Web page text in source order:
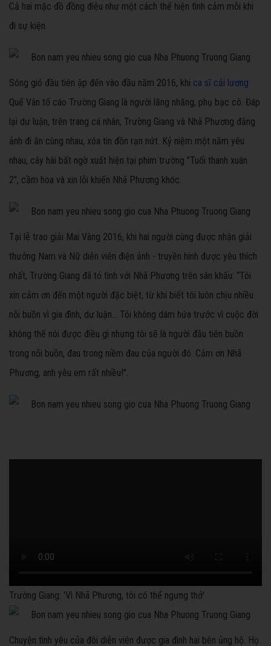
Cả hai mặc đồ đồng điệu như một cách thể hiện tình cảm mỗi khi
đi sự kiện.
Sóng gió đầu tiên ập đến vào đầu năm 2016, khi ca sĩ cải lương
Quế Vân tố cáo Trường Giang là người lăng nhăng, phụ bạc cô. Đáp
lại dư luận, trên trang cá nhân, Trường Giang và Nhã Phương đăng
ảnh đi ăn cùng nhau, xóa tin đồn rạn nứt. Kỷ niệm một năm yêu
nhau, cây hài bất ngờ xuất hiện tại phim trường "Tuổi thanh xuân
2", cầm hoa và xin lỗi khiến Nhã Phương khóc.
Tại lễ trao giải Mai Vàng 2016, khi hai người cùng được nhận giải
thưởng Nam và Nữ diễn viên điện ảnh - truyền hình được yêu thích
nhất, Trường Giang đã tỏ tình với Nhã Phương trên sân khấu: “Tôi
xin cảm ơn đến một người đặc biệt, từ khi biết tôi luôn chịu nhiều
nỗi buồn vì gia đình, dư luận... Tôi không dám hứa trước vì cuộc đời
không thể nói được điều gì nhưng tôi sẽ là người đầu tiên buồn
trong nỗi buồn, đau trong niềm đau của người đó. Cảm ơn Nhã
Phương, anh yêu em rất nhiều!".
Trường Giang: 'Vì Nhã Phương, tôi có thể ngưng thở'
Chuyện tình yêu của đôi diễn viên được gia đình hai bên ủng hộ. Họ